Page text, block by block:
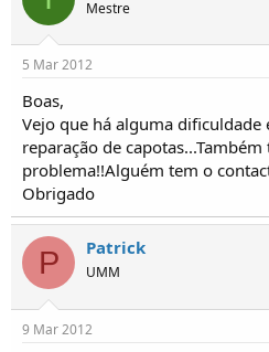
Mestre
5 Mar 2012
Boas,
Vejo que há alguma
reparação de capotas...Também
problema!!Alguém tem o
Obrigado
P Patrick
UMM
9 Mar 2012